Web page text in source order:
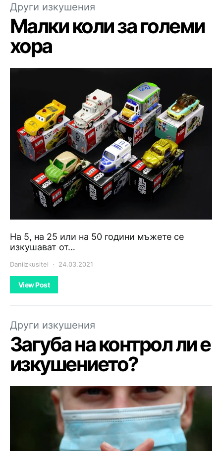
Други изкушения
Малки коли за големи
хора
На 5, на 25 или на 50 години мъжете се
изкушават от…
DaniIzkusitel 24.03.2021
View Post
Други изкушения
Загуба на контрол ли е
изкушението?